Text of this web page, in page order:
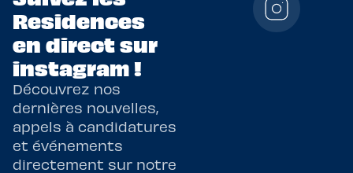
Residences
en direct sur
instagram !
Découvrez nos
dernières nouvelles,
appels à candidatures
et événements
directement sur notre